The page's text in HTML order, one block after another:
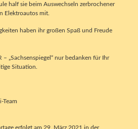
half sie beim Auswechseln zerbrochener
Elektroautos mit.
haben ihr großen Spaß und Freude
„Sachsenspiegel“ nur bedanken für Ihr
Situation.
Team
erfolgt am 29. März 2021 in der